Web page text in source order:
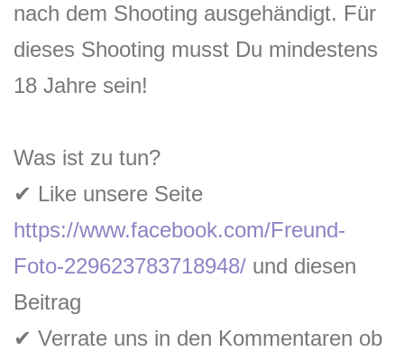
nach dem Shooting ausgehändigt. Für
dieses Shooting musst Du mindestens
18 Jahre sein!
Was ist zu tun?
✔ Like unsere Seite
https://www.facebook.com/Freund-
Foto-229623783718948/ und diesen
Beitrag
✔ Verrate uns in den Kommentaren ob